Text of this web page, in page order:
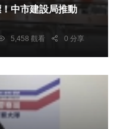
中市建設局推動
5,458 觀看 0 分享